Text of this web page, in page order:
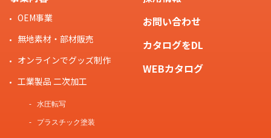
OEM事業
無地素材・部材販売
オンラインでグッズ制作
工業製品 二次加工
水圧転写
プラスチック塗装
お問い合わせ
カタログをDL
WEBカタログ